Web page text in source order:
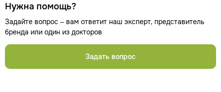
Нужна помощь?
Задайте вопрос – вам ответит наш эксперт, представитель
бренда или один из докторов
Задать вопрос